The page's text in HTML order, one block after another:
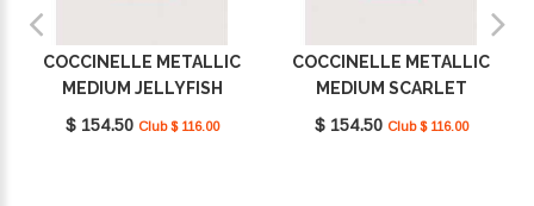
COCCINELLE METALLIC
MEDIUM JELLYFISH
E2MW5116601_P19
$ 154.50 Club $ 116.00
COCCINELLE METALLIC
MEDIUM SCARLET
E2MW5116601_R02
$ 154.50 Club $ 116.00